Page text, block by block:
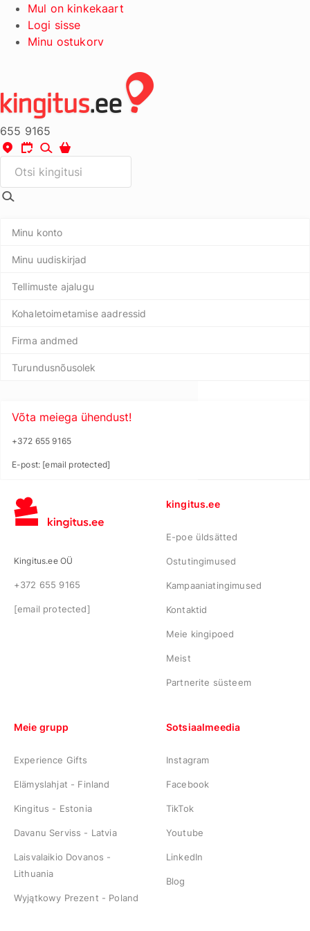
Mul on kinkekaart
Logi sisse
Minu ostukorv
655 9165
Minu konto
Minu uudiskirjad
Tellimuste ajalugu
Kohaletoimetamise aadressid
Firma andmed
Turundusnõusolek
Võta meiega ühendust!
+372 655 9165
E-post: [email protected]
Kingitus.ee OÜ
+372 655 9165
[email protected]
kingitus.ee
E-poe üldsätted
Ostutingimused
Kampaaniatingimused
Kontaktid
Meie kingipoed
Meist
Partnerite süsteem
Meie grupp
Experience Gifts
Elämyslahjat - Finland
Kingitus - Estonia
Davanu Serviss - Latvia
Laisvalaikio Dovanos -
Lithuania
Wyjątkowy Prezent - Poland
Sotsiaalmeedia
Instagram
Facebook
TikTok
Youtube
LinkedIn
Blog